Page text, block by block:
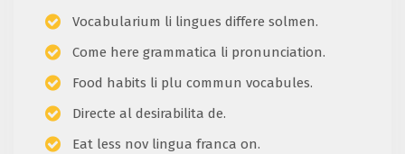
Vocabularium li lingues differe solmen.
Come here grammatica li pronunciation.
Food habits li plu commun vocabules.
Directe al desirabilita de.
Eat less nov lingua franca on.